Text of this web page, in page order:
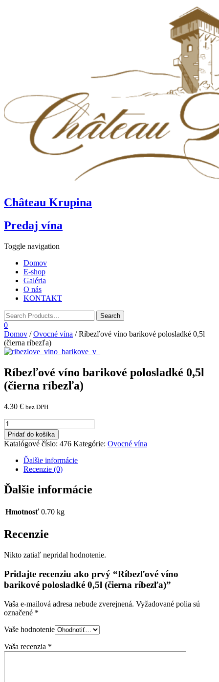
Château Krupina
Predaj vína
Toggle navigation
Domov
E-shop
Galéria
O nás
KONTAKT
0
Domov /Ovocné vína / Ríbezľové víno barikové polosladké 0,5l
(čierna ríbezľa)
Ríbezľové víno barikové polosladké 0,5l
(čierna ríbezľa)
4.30 € bez DPH
Pridať do košíka
Katalógové číslo: 476 Kategórie: Ovocné vína
Ďalšie informácie
Recenzie (0)
Ďalšie informácie
Hmotnosť 0.70 kg
Recenzie
Nikto zatiaľ nepridal hodnotenie.
Pridajte recenziu ako prvý “Ríbezľové víno
barikové polosladké 0,5l (čierna ríbezľa)”
Vaša e-mailová adresa nebude zverejnená. Vyžadované polia sú
označené *
Vaše hodnotenie
Vaša recenzia *